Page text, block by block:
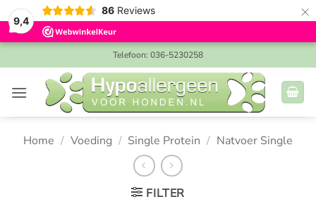
9,4
86 Reviews ×
Ga
naar
inhoud
Telefoon: 036-5230258
Home / Voeding / Single Protein / Natvoer Single
FILTER